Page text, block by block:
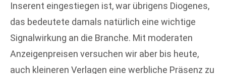
Inserent eingestiegen ist, war übrigens Diogenes,
das bedeutete damals natürlich eine wichtige
Signalwirkung an die Branche. Mit moderaten
Anzeigenpreisen versuchen wir aber bis heute,
auch kleineren Verlagen eine werbliche Präsenz zu